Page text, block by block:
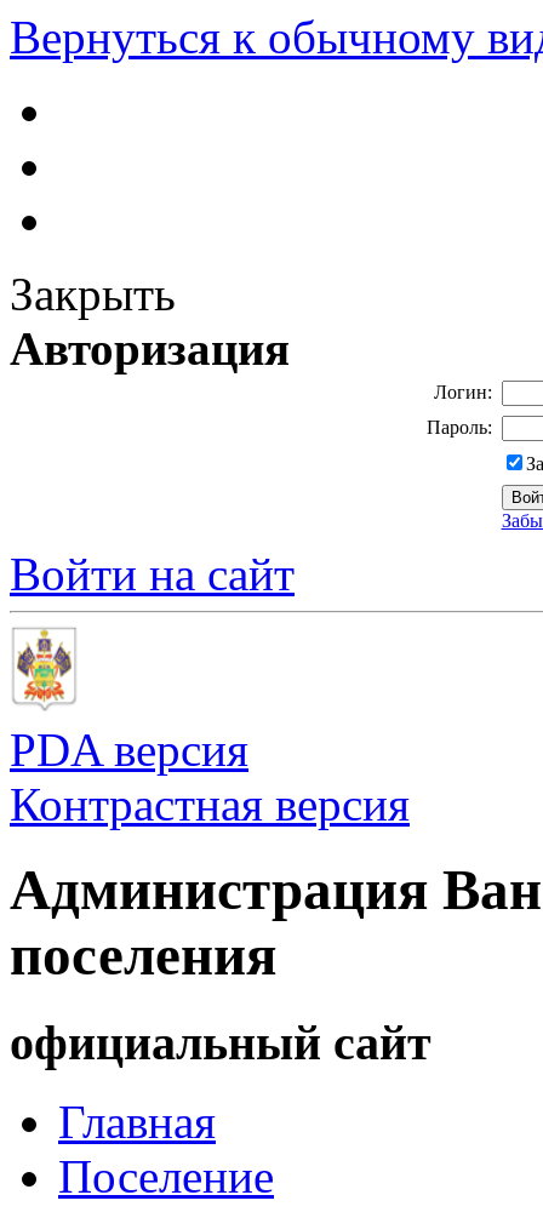
Вернуться к обычному
Закрыть
Авторизация
Логин:
Пароль:
Войти на сайт
PDA версия
Контрастная версия
Администрация
поселения
официальный сайт
Главная
Поселение